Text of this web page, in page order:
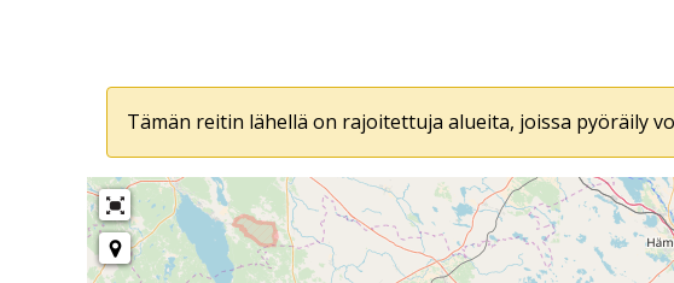
Tämän reitin lähellä on rajoitettuja alueita, joissa pyöräily